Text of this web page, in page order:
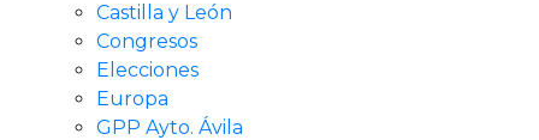
Castilla y León
Congresos
Elecciones
Europa
GPP Ayto. Ávila